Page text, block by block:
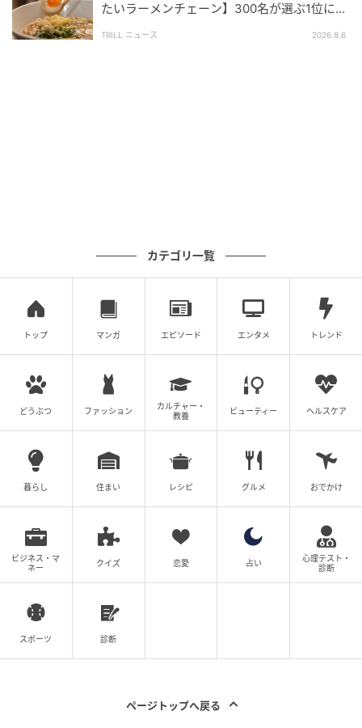
使用済みのキッチンペーパーをカセット式ホルダーご
と取り外し、ゴミに直接触れることなく廃棄できま
す。
花粉やハウスダストが気になる季節でも、ホコリが舞
い散りにくい衛生的なゴミ捨てが実現します。
専用紙パックにも対応する2WAY仕様
たいラーメンチェーン】300名が選ぶ1位に
る」
TRILL ニュース 2026.8.6
カテゴリ一覧
トップ マンガ エピソード エンタメ トレンド
どうぶつ ファッション
カルチャー・
教養
ビューティー ヘルスケア
暮らし 住まい レシピ グルメ おでかけ
ビジネス・マ
ネー
クイズ 恋愛 占い
心理テスト・
診断
スポーツ 診断
ページトップへ戻る